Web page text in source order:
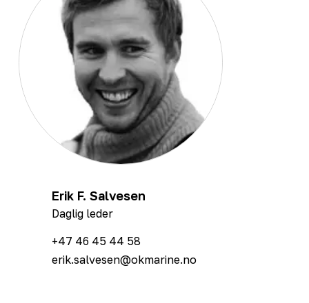
Erik F. Salvesen
Daglig leder
+47 46 45 44 58
erik.salvesen@okmarine.no